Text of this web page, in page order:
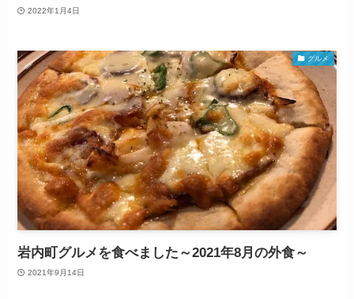
2022年1月4日
グルメ
岩内町グルメを食べました～2021年8月の外食～
2021年9月14日